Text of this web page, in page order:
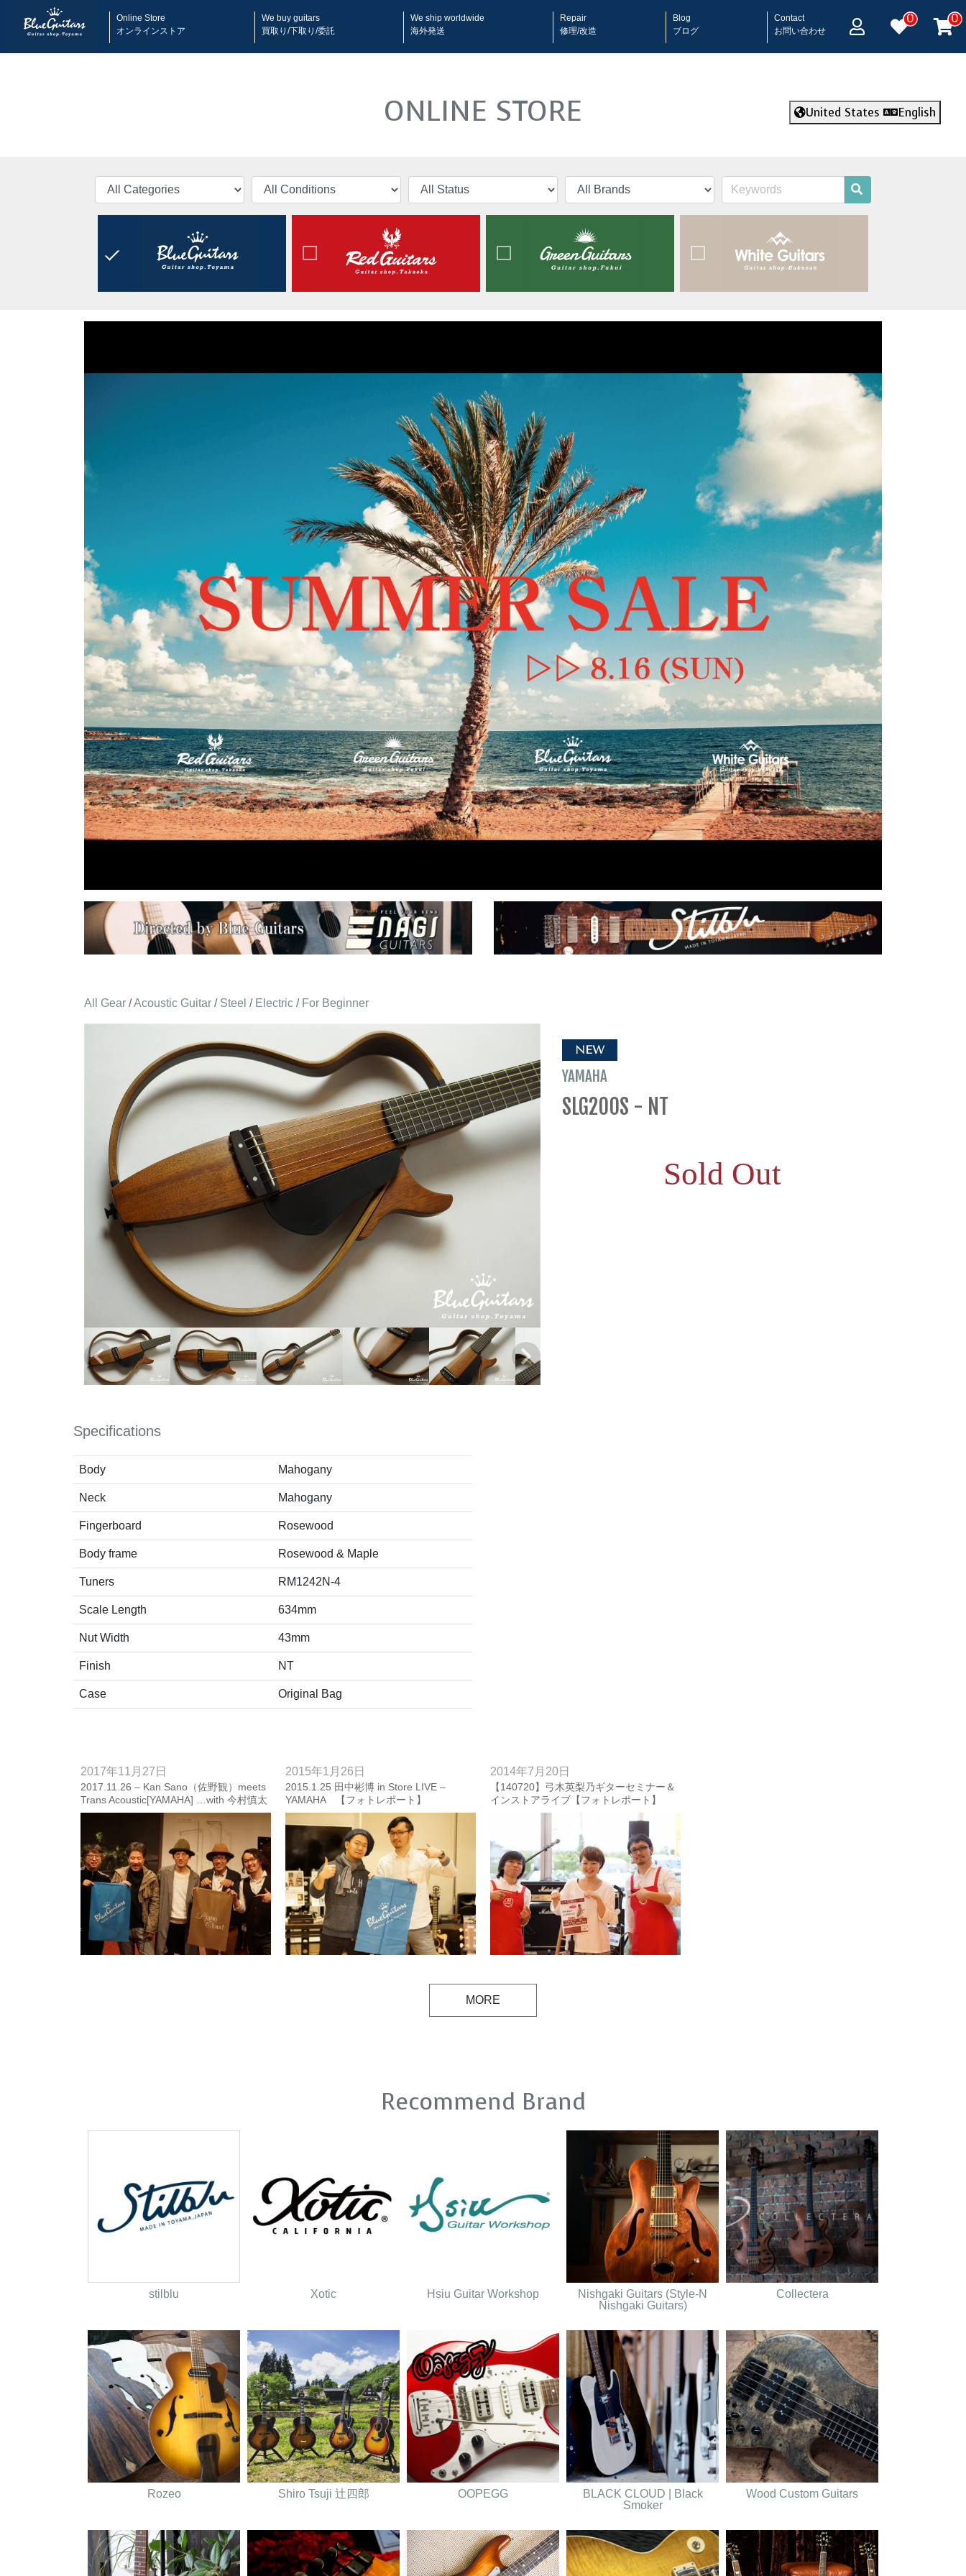
Online Store
オンラインストア
We buy guitars
買取り/下取り/委託
We ship worldwide
海外発送
Repair
修理/改造
Blog
ブログ
Contact
お問い合わせ
0 0
ONLINE STORE United States English
All Gear /Acoustic Guitar / Steel / Electric / For Beginner
NEW
YAMAHA
SLG200S - NT
Sold Out
Specifications
Body Mahogany
Neck Mahogany
Fingerboard Rosewood
Body frame Rosewood & Maple
Tuners RM1242N-4
Scale Length 634mm
Nut Width 43mm
Finish NT
Case Original Bag
2017年11月27日
2017.11.26 – Kan Sano（佐野観）meets
Trans Acoustic[YAMAHA] …with 今村慎太
郎 & MOVEMENT [Photo Report]
2015年1月26日
2015.1.25 田中彬博 in Store LIVE –
YAMAHA 【フォトレポート】
2014年7月20日
【140720】弓木英梨乃ギターセミナー＆
インストアライブ【フォトレポート】
MORE
Recommend Brand
stilblu Xotic Hsiu Guitar Workshop
Nishgaki Guitars (Style-N
Nishgaki Guitars)
Collectera
Rozeo Shiro Tsuji 辻四郎 OOPEGG
BLACK CLOUD | Black
Smoker
Wood Custom Guitars